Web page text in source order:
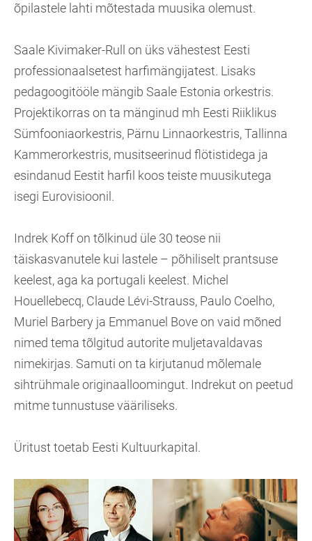
õpilastele lahti mõtestada muusika olemust.
Saale Kivimaker-Rull on üks vähestest Eesti
professionaalsetest harfimängijatest. Lisaks
pedagoogitööle mängib Saale Estonia orkestris.
Projektikorras on ta mänginud mh Eesti Riiklikus
Sümfooniaorkestris, Pärnu Linnaorkestris, Tallinna
Kammerorkestris, musitseerinud flötistidega ja
esindanud Eestit harfil koos teiste muusikutega
isegi Eurovisioonil.
Indrek Koff on tõlkinud üle 30 teose nii
täiskasvanutele kui lastele – põhiliselt prantsuse
keelest, aga ka portugali keelest. Michel
Houellebecq, Claude Lévi-Strauss, Paulo Coelho,
Muriel Barbery ja Emmanuel Bove on vaid mõned
nimed tema tõlgitud autorite muljetavaldavas
nimekirjas. Samuti on ta kirjutanud mõlemale
sihtrühmale originaalloomingut. Indrekut on peetud
mitme tunnustuse vääriliseks.
Üritust toetab Eesti Kultuurkapital.